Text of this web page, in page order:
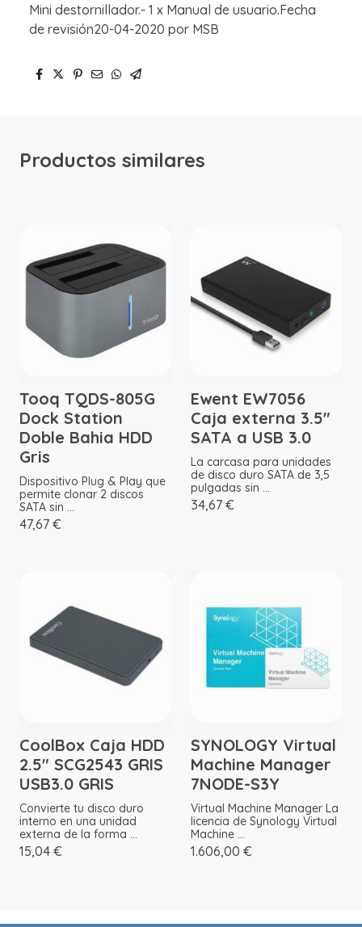
Mini destornillador.- 1 x Manual de usuario.Fecha
de revisión20-04-2020 por MSB
Productos similares
Tooq TQDS-805G
Dock Station
Doble Bahia HDD
Gris
Dispositivo Plug & Play que
permite clonar 2 discos
SATA sin ...
47,67 €
Ewent EW7056
Caja externa 3.5"
SATA a USB 3.0
La carcasa para unidades
de disco duro SATA de 3,5
pulgadas sin ...
34,67 €
CoolBox Caja HDD
2.5" SCG2543 GRIS
USB3.0 GRIS
Convierte tu disco duro
interno en una unidad
externa de la forma ...
15,04 €
SYNOLOGY Virtual
Machine Manager
7NODE-S3Y
Virtual Machine Manager La
licencia de Synology Virtual
Machine ...
1.606,00 €